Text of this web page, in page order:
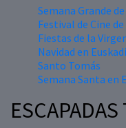
Semana Grande
Festival de Cine
Fiestas de la
Navidad en Euskadi
Santo Tomás
Semana Santa en